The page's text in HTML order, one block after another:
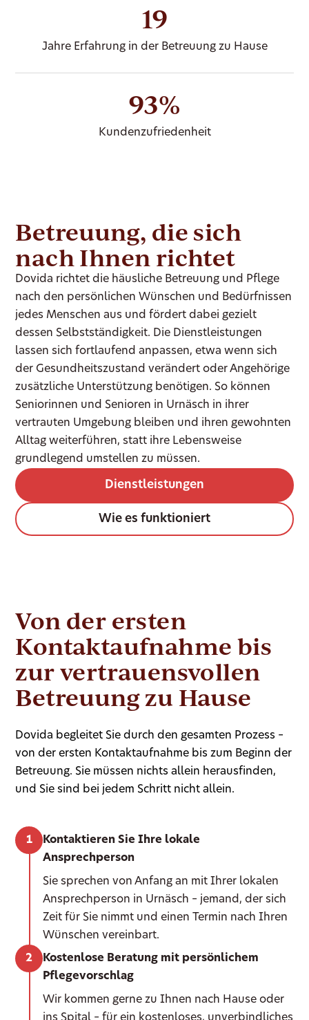
19
Jahre Erfahrung in der Betreuung zu Hause
93%
Kundenzufriedenheit
Betreuung, die sich
nach Ihnen richtet
Dovida richtet die häusliche Betreuung und Pflege
nach den persönlichen Wünschen und Bedürfnissen
jedes Menschen aus und fördert dabei gezielt
dessen Selbstständigkeit. Die Dienstleistungen
lassen sich fortlaufend anpassen, etwa wenn sich
der Gesundheitszustand verändert oder Angehörige
zusätzliche Unterstützung benötigen. So können
Seniorinnen und Senioren in Urnäsch in ihrer
vertrauten Umgebung bleiben und ihren gewohnten
Alltag weiterführen, statt ihre Lebensweise
grundlegend umstellen zu müssen.
Dienstleistungen
Wie es funktioniert
Von der ersten
Kontaktaufnahme bis
zur vertrauensvollen
Betreuung zu Hause
Dovida begleitet Sie durch den gesamten Prozess –
von der ersten Kontaktaufnahme bis zum Beginn der
Betreuung. Sie müssen nichts allein herausfinden,
und Sie sind bei jedem Schritt nicht allein.
Kontaktieren Sie Ihre lokale
Ansprechperson
Sie sprechen von Anfang an mit Ihrer lokalen
Ansprechperson in Urnäsch – jemand, der sich
Zeit für Sie nimmt und einen Termin nach Ihren
Wünschen vereinbart.
Kostenlose Beratung mit persönlichem
Pflegevorschlag
Wir kommen gerne zu Ihnen nach Hause oder